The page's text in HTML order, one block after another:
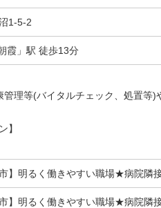
1-5-2
霞」駅 徒歩13分
理等(バイタルチェック、処置等)
】
市】明るく働きやすい職場★病院隣
市】明るく働きやすい職場★病院隣